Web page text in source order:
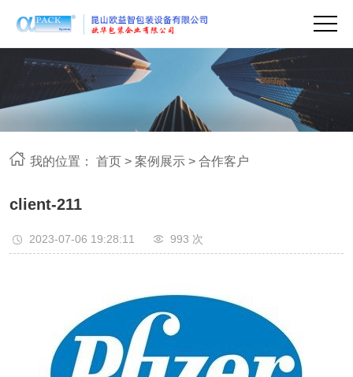
我的位置：首页 >案例展示 >合作客户
client-211
2023-07-06 19:28:11 993 次